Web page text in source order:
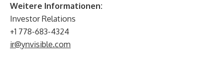
Weitere Informationen:
Investor Relations
+1 778-683-4324
ir@ynvisible.com